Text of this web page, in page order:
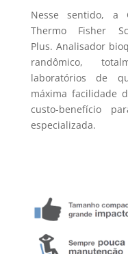
Nesse sentido, a
Thermo Fisher
Plus. Analisador
randômico,
laboratórios de
máxima facilidade
custo-benefício
especializada.